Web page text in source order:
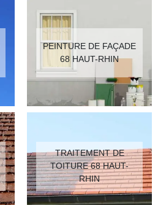
PEINTURE DE FAÇADE
68 HAUT-RHIN
TRAITEMENT DE
TOITURE 68 HAUT-
RHIN